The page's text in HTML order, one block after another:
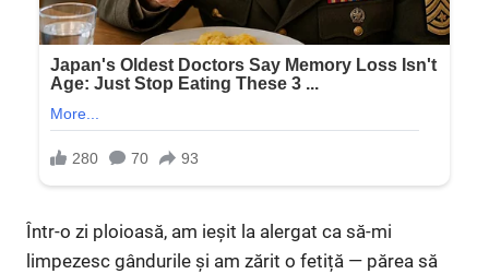
Într-o zi ploioasă, am ieșit la alergat ca să-mi
limpezesc gândurile și am zărit o fetiță — părea să